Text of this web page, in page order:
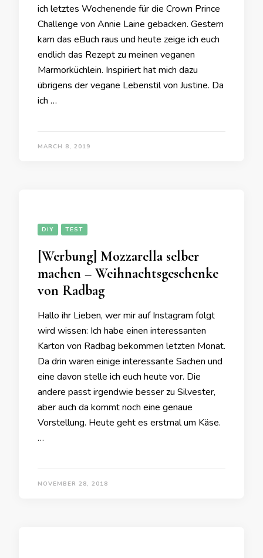
ich letztes Wochenende für die Crown Prince
Challenge von Annie Laine gebacken. Gestern
kam das eBuch raus und heute zeige ich euch
endlich das Rezept zu meinen veganen
Marmorküchlein. Inspiriert hat mich dazu
übrigens der vegane Lebenstil von Justine. Da
ich …
MARCH 8, 2019
DIY TEST
[Werbung] Mozzarella selber
machen – Weihnachtsgeschenke
von Radbag
Hallo ihr Lieben, wer mir auf Instagram folgt
wird wissen: Ich habe einen interessanten
Karton von Radbag bekommen letzten Monat.
Da drin waren einige interessante Sachen und
eine davon stelle ich euch heute vor. Die
andere passt irgendwie besser zu Silvester,
aber auch da kommt noch eine genaue
Vorstellung. Heute geht es erstmal um Käse.
…
NOVEMBER 28, 2018